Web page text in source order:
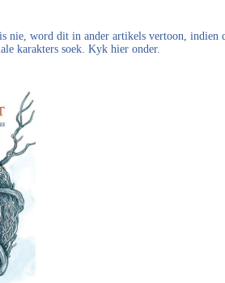
nie, word dit in ander artikels vertoon,
karakters soek. Kyk hier onder.